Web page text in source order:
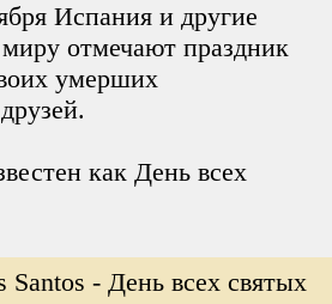
Испания и другие
отмечают праздник
умерших
как День всех
Santos - День всех святых